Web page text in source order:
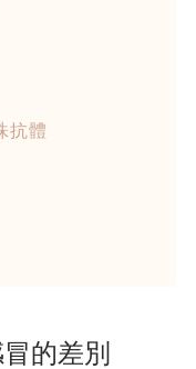
抗體
的差別